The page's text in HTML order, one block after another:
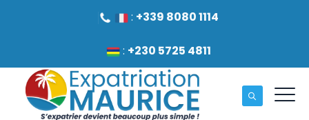
: +339 8080 1114
: +230 5725 4811